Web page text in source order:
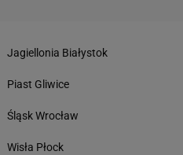
Jagiellonia Białystok
Piast Gliwice
Śląsk Wrocław
Wisła Płock